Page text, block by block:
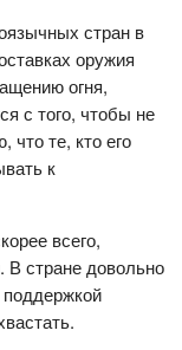
стран в
оружия
огня,
с того, чтобы не
те, кто его
к
всего,
В стране довольно